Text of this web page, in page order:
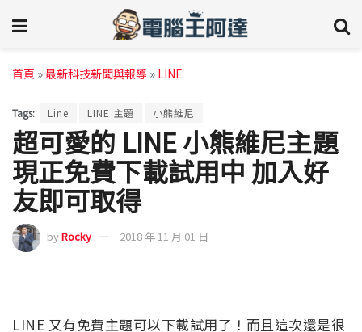
首頁 »最新科技新聞與報導 » LINE
Tags: Line LINE 主題 小熊維尼
超可愛的 LINE 小熊維尼主題
現正免費下載試用中 加入好
友即可取得
byRocky 2018 年 11 月 01 日
LINE 又有免費主題可以下載試用了！而且這次還是很